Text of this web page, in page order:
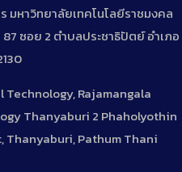
มหาวิทยาลัยเทคโนโลยีราชมงคล
ซอย 2 ตำบลประชาธิปัตย์ อำเภอ
Rajamangala
Thanyaburi 2 Phaholyothin
Thanyaburi, Pathum Thani